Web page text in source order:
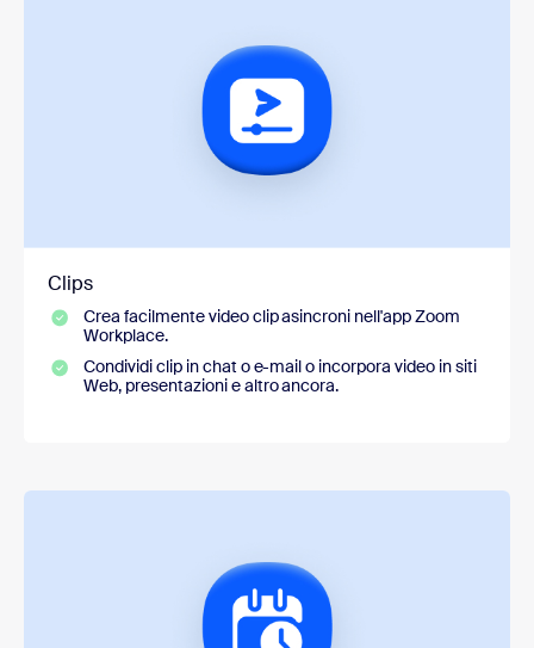
Clips
Crea facilmente video clip asincroni nell'app Zoom
Workplace.
Condividi clip in chat o e-mail o incorpora video in siti
Web, presentazioni e altro ancora.